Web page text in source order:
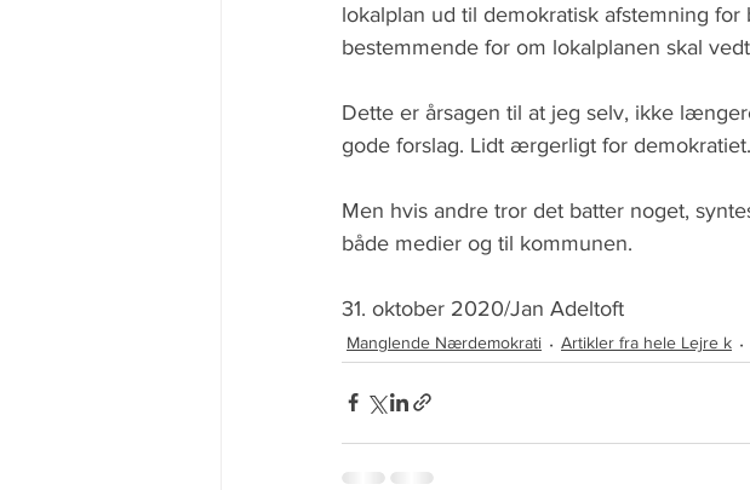
lokalplan ud til demokratisk afstemning
bestemmende for om lokalplanen skal
Dette er årsagen til at jeg selv, ikke
gode forslag. Lidt ærgerligt for demokratiet.
Men hvis andre tror det batter noget,
både medier og til kommunen.
31. oktober 2020/Jan Adeltoft
Manglende Nærdemokrati Artikler fra hele Lejre k